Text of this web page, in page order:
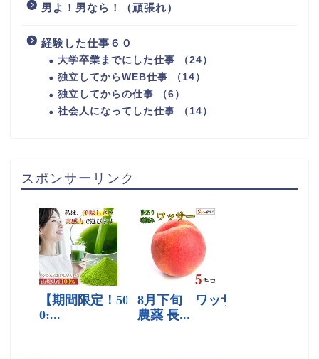
男よ！男なら！（頑張れ）
経験した仕事６０
大学卒業までにした仕事 （24）
独立してからWEB仕事 （14）
独立してからの仕事 （6）
社会人になってした仕事 （14）
スポンサーリンク